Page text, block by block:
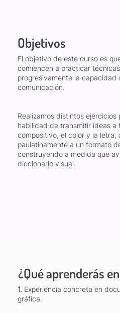
Objetivos
El objetivo de este curso es
comiencen a practicar
progresivamente la capacidad
comunicación.
Realizamos distintos ejercicios
habilidad de transmitir ideas a
compositivo, el color y la letra,
paulatinamente a un formato
construyendo a medida que
diccionario visual.
¿Qué aprenderás
1. Experiencia concreta en
gráfica.